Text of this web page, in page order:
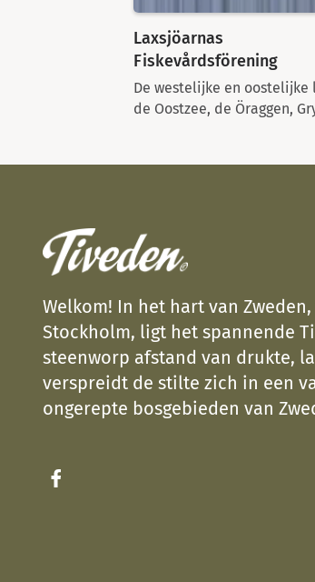
Laxsjöarnas
Fiskevårdsförening
De westelijke en oostelijke
de Oostzee, de Öraggen,
Welkom! In het hart van
Stockholm, ligt het spannende
steenworp afstand van drukte,
verspreidt de stilte zich in een
ongerepte bosgebieden van